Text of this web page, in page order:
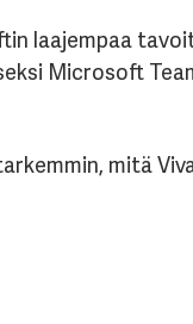
laajempaa
Microsoft
mitä